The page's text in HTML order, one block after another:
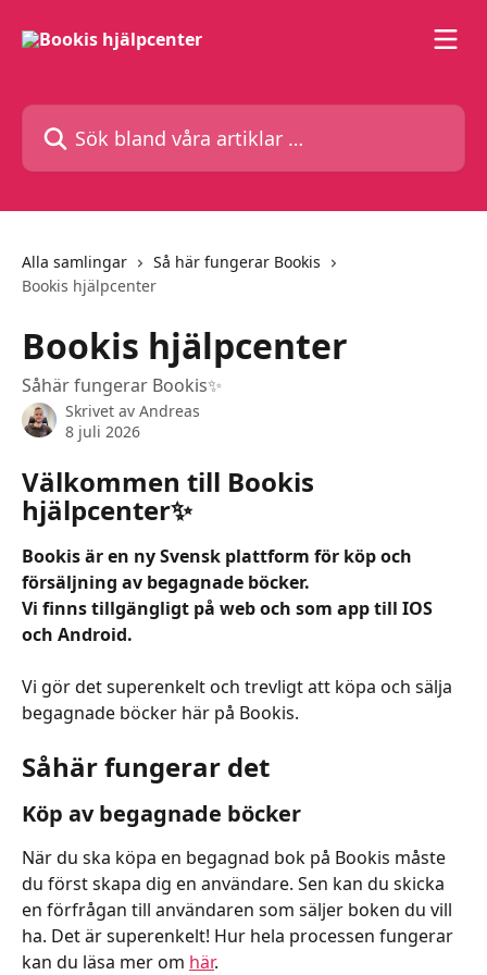
Sök bland våra artiklar …
Alla samlingar
Så här fungerar Bookis
Bookis hjälpcenter
Bookis hjälpcenter
Såhär fungerar Bookis✨
Skrivet av Andreas
8 juli 2026
Välkommen till Bookis
hjälpcenter✨
Bookis är en ny Svensk plattform för köp och
försäljning av begagnade böcker.
Vi finns tillgängligt på web och som app till IOS
och Android.
Vi gör det superenkelt och trevligt att köpa och sälja
begagnade böcker här på Bookis.
Såhär fungerar det
Köp av begagnade böcker
När du ska köpa en begagnad bok på Bookis måste
du först skapa dig en användare. Sen kan du skicka
en förfrågan till användaren som säljer boken du vill
ha. Det är superenkelt! Hur hela processen fungerar
kan du läsa mer om här.